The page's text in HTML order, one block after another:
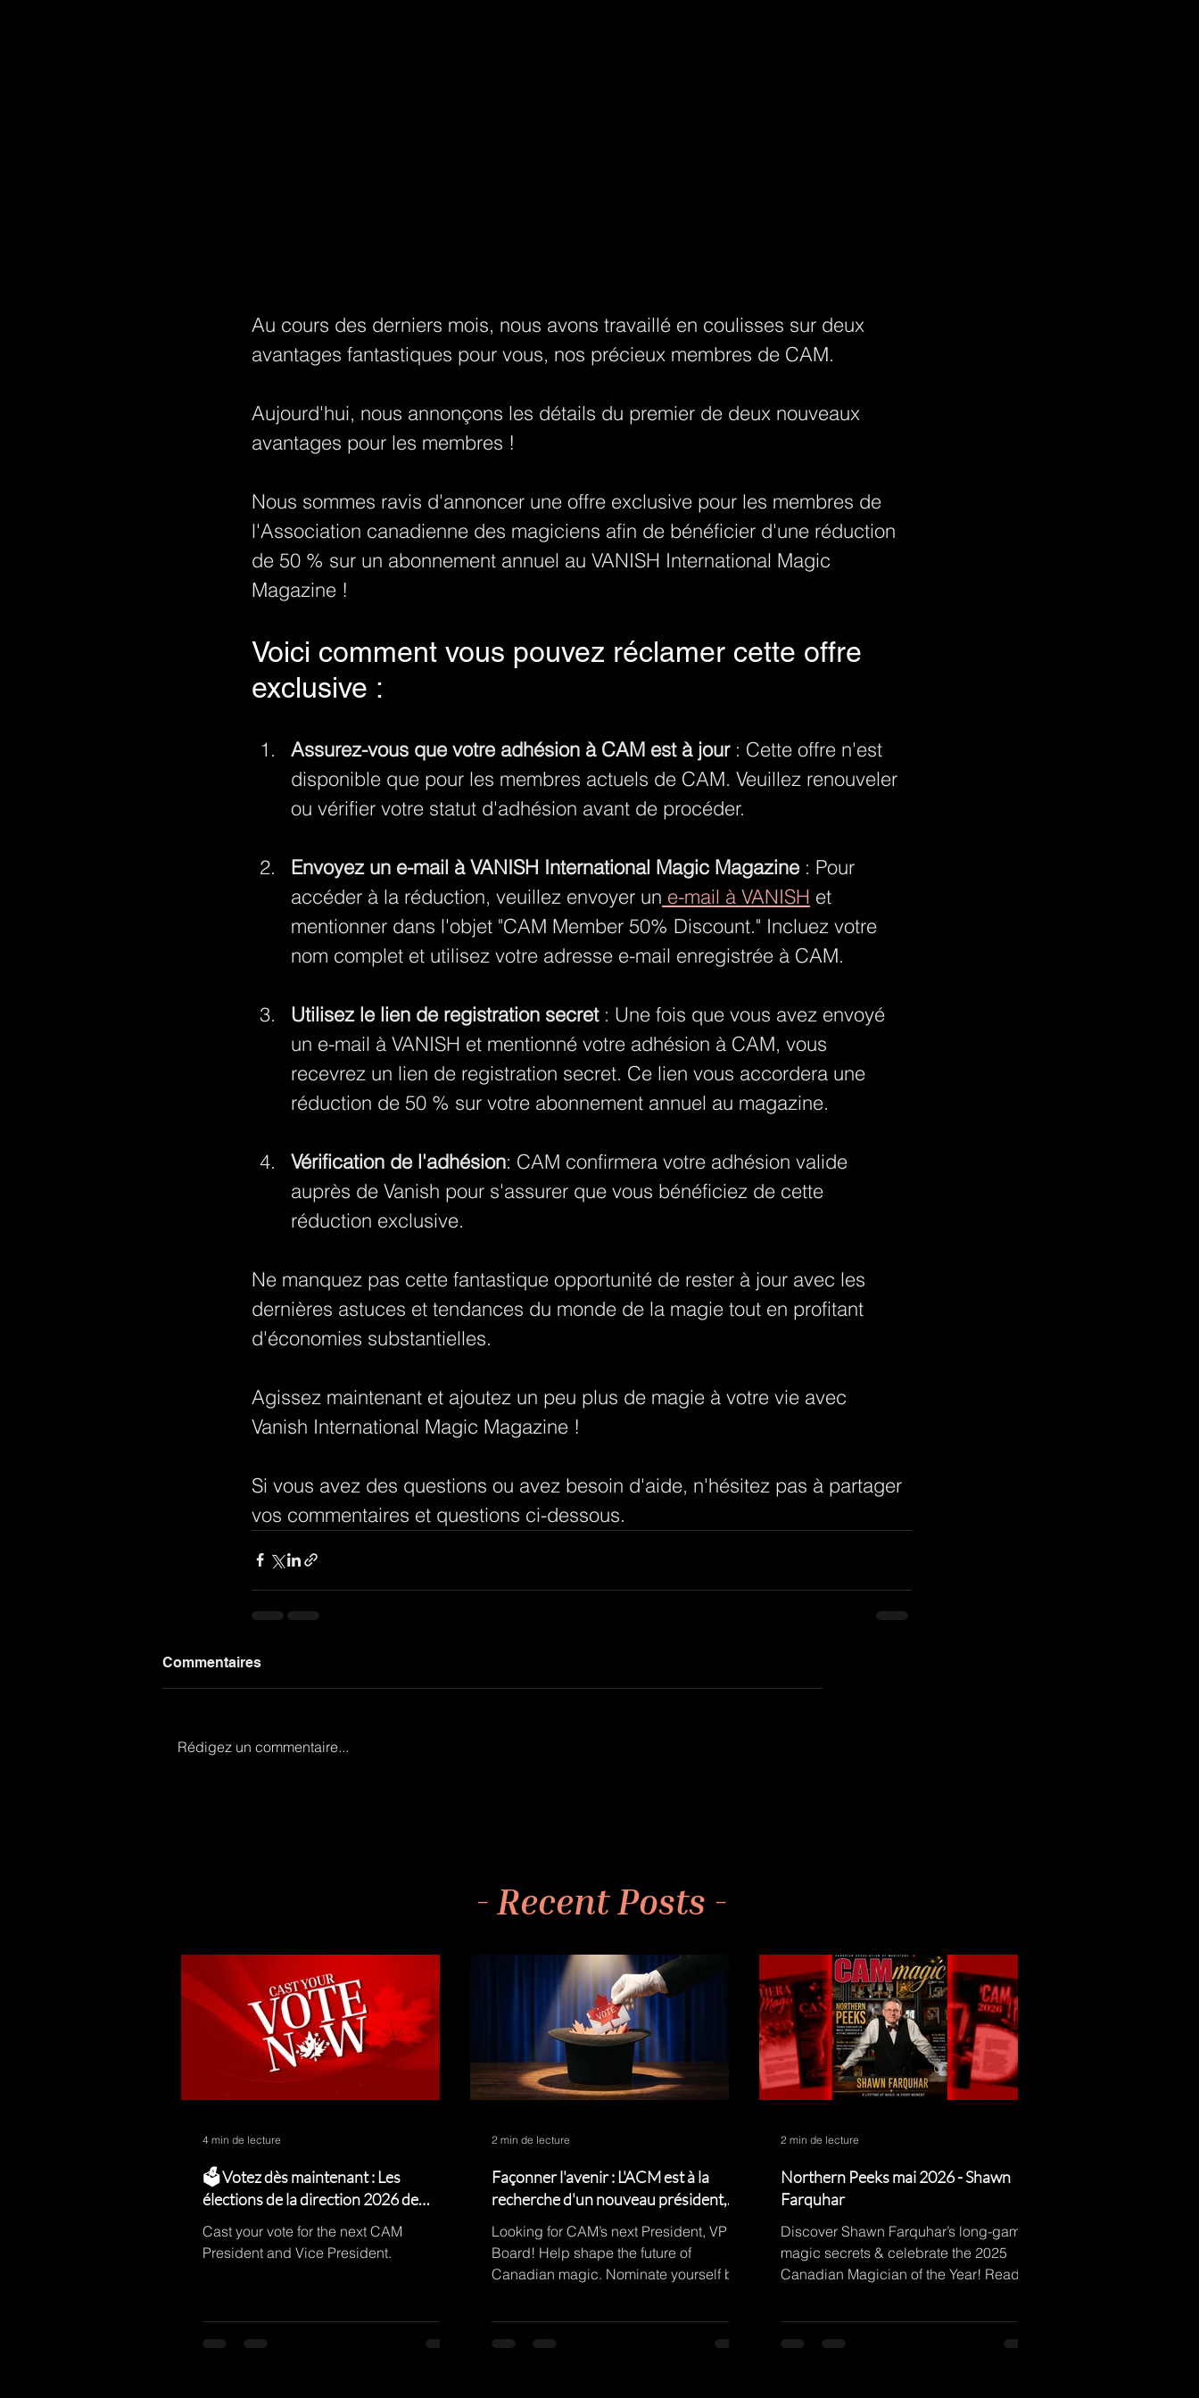
Au cours des derniers mois, nous avons travaillé en coulisses sur deux
avantages fantastiques pour vous, nos précieux membres de CAM.
Aujourd'hui, nous annonçons les détails du premier de deux nouveaux
avantages pour les membres !
Nous sommes ravis d'annoncer une offre exclusive pour les membres de
l'Association canadienne des magiciens afin de bénéficier d'une réduction
de 50 % sur un abonnement annuel au VANISH International Magic
Magazine !
Voici comment vous pouvez réclamer cette offre
exclusive :
Assurez-vous que votre adhésion à CAM est à jour : Cette offre n'est
disponible que pour les membres actuels de CAM. Veuillez renouveler
ou vérifier votre statut d'adhésion avant de procéder.
Envoyez un e-mail à VANISH International Magic Magazine : Pour
accéder à la réduction, veuillez envoyer un e-mail à VANISH et
mentionner dans l'objet "CAM Member 50% Discount." Incluez votre
nom complet et utilisez votre adresse e-mail enregistrée à CAM.
Utilisez le lien de registration secret : Une fois que vous avez envoyé
un e-mail à VANISH et mentionné votre adhésion à CAM, vous
recevrez un lien de registration secret. Ce lien vous accordera une
réduction de 50 % sur votre abonnement annuel au magazine.
Vérification de l'adhésion: CAM confirmera votre adhésion valide
auprès de Vanish pour s'assurer que vous bénéficiez de cette
réduction exclusive.
Ne manquez pas cette fantastique opportunité de rester à jour avec les
dernières astuces et tendances du monde de la magie tout en profitant
d'économies substantielles.
Agissez maintenant et ajoutez un peu plus de magie à votre vie avec
Vanish International Magic Magazine !
Si vous avez des questions ou avez besoin d'aide, n'hésitez pas à partager
vos commentaires et questions ci-dessous.
Commentaires
Rédigez un commentaire...
- Recent Posts -
🗳️ Votez dès maintenant : Les
élections de la direction 2026 de
l'ACM sont ouvertes !
Cast your vote for the next CAM
President and Vice President.
4 min de lecture
Façonner l'avenir : L'ACM est à la
recherche d'un nouveau président,
d'un vice-président et de membres du
conseil !
Looking for CAM’s next President, VP &
Board! Help shape the future of
Canadian magic. Nominate yourself by
2 min de lecture
Northern Peeks mai 2026 - Shawn
Farquhar
Discover Shawn Farquhar’s long-game
magic secrets & celebrate the 2025
Canadian Magician of the Year! Read
2 min de lecture